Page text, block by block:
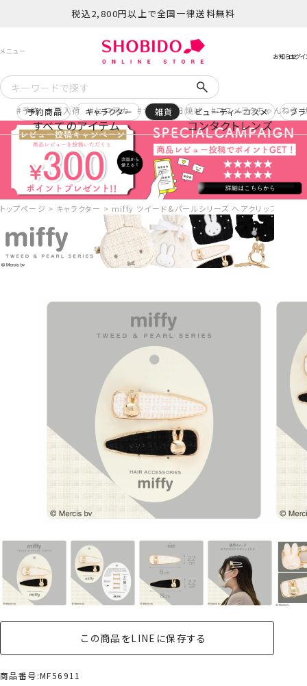
税込2,800円以上で全国一律送料無料
予約 再入荷 ヒロアカ サンリオ日焼け コスメヲタちゃんねる
すべてのアイテム コンタクトレンズ
予約商品 キャラクター 雑貨 ビューティーコスメ ブ
トップページ キャラクター miffy ツイード&パールシリーズ ヘアクリップset ＜
この商品をLINEに保存する
商品番号 MF56911